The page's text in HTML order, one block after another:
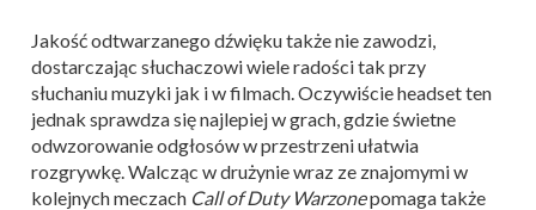
Jakość odtwarzanego dźwięku także nie zawodzi,
dostarczając słuchaczowi wiele radości tak przy
słuchaniu muzyki jak i w filmach. Oczywiście headset ten
jednak sprawdza się najlepiej w grach, gdzie świetne
odwzorowanie odgłosów w przestrzeni ułatwia
rozgrywkę. Walcząc w drużynie wraz ze znajomymi w
kolejnych meczach Call of Duty Warzonepomaga także